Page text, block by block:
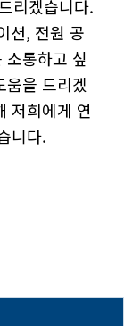
리겠습니다.
션, 전원 공
소통하고 싶
움을 드리겠
저희에게 연
니다.